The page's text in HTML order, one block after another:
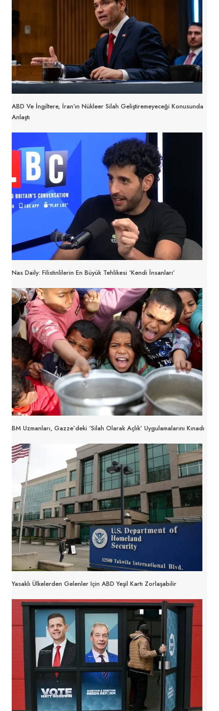
ABD Ve İngiltere, İran’ın Nükleer Silah Geliştiremeyeceği Konusunda
Anlaştı
Nas Daily: Filistinlilerin En Büyük Tehlikesi ‘Kendi İnsanları’
BM Uzmanları, Gazze’deki ‘silah Olarak Açlık’ Uygulamalarını Kınadı
Yasaklı Ülkelerden Gelenler Için ABD Yeşil Kartı Zorlaşabilir